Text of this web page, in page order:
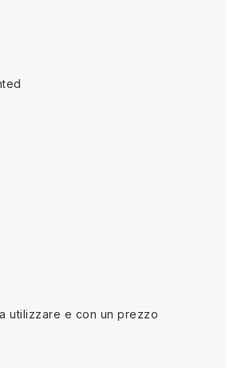
utilizzare e con un prezzo